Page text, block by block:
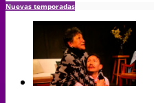
Nuevas temporadas